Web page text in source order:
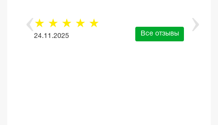
☆
☆
☆
☆
☆
24.11.2025 Все отзывы